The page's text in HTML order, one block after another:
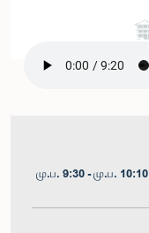
மு.ப. 9:30 - மு.ப. 10:10